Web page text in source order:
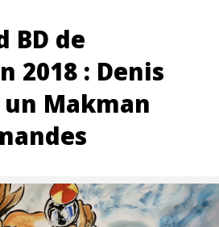
BD de
2018 : Denis
Makman